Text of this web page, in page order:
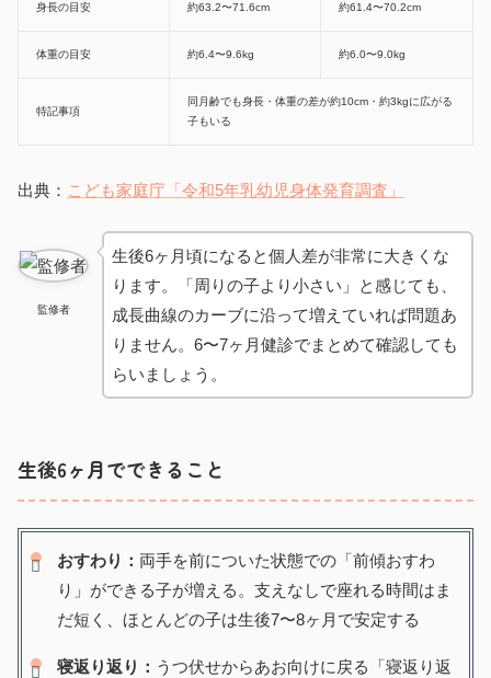
身長の目安 約63.2〜71.6cm 約61.4〜70.2cm
体重の目安 約6.4〜9.6kg 約6.0〜9.0kg
特記事項
同月齢でも身長・体重の差が約10cm・約3kgに広がる
子もいる
出典： こども家庭庁「令和5年乳幼児身体発育調査」
監修者
生後6ヶ月頃になると個人差が非常に大きくな
ります。「周りの子より小さい」と感じても、
成長曲線のカーブに沿って増えていれば問題あ
りません。6〜7ヶ月健診でまとめて確認しても
らいましょう。
生後6ヶ月でできること
おすわり： 両手を前についた状態での「前傾おすわ
り」ができる子が増える。支えなしで座れる時間はま
だ短く、ほとんどの子は生後7〜8ヶ月で安定する
寝返り返り： うつ伏せからあお向けに戻る「寝返り返